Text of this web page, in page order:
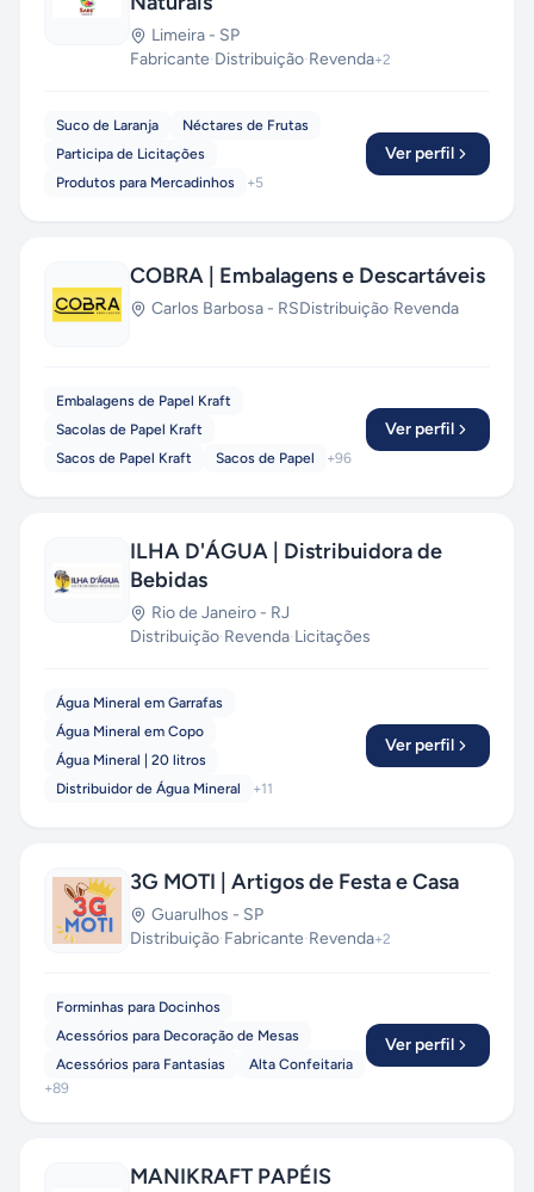
Limeira - SP
Fabricante·Distribuição·Revenda+2
Suco de Laranja
Néctares de Frutas
Participa de Licitações
Produtos para Mercadinhos
+5
Ver perfil
COBRA | Embalagens e Descartáveis
Carlos Barbosa - RSDistribuição·Revenda
Embalagens de Papel Kraft
Sacolas de Papel Kraft
Sacos de Papel Kraft
Sacos de Papel +96
Ver perfil
ILHA D'ÁGUA | Distribuidora de
Bebidas
Rio de Janeiro - RJ
Distribuição·Revenda·Licitações
Água Mineral em Garrafas
Água Mineral em Copo
Água Mineral | 20 litros
Distribuidor de Água Mineral
+11
Ver perfil
3G MOTI | Artigos de Festa e Casa
Guarulhos - SP
Distribuição·Fabricante·Revenda+2
Forminhas para Docinhos
Acessórios para Decoração de Mesas
Acessórios para Fantasias
Alta Confeitaria
+89
Ver perfil
MANIKRAFT PAPÉIS